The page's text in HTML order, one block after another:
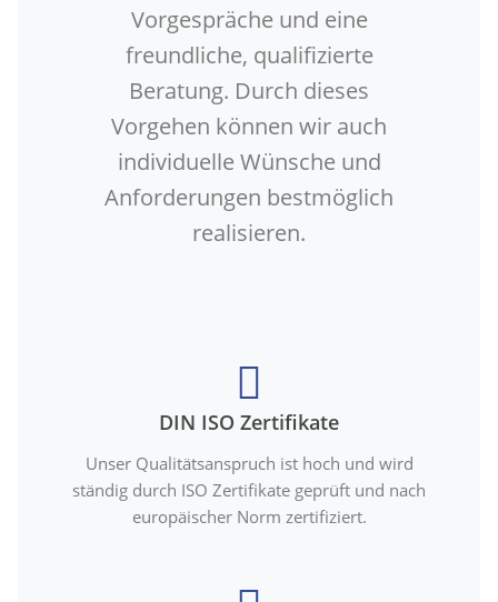
Vorgespräche und eine
freundliche, qualifizierte
Beratung. Durch dieses
Vorgehen können wir auch
individuelle Wünsche und
Anforderungen bestmöglich
realisieren.
DIN ISO Zertifikate
Unser Qualitätsanspruch ist hoch und wird
ständig durch ISO Zertifikate geprüft und nach
europäischer Norm zertifiziert.